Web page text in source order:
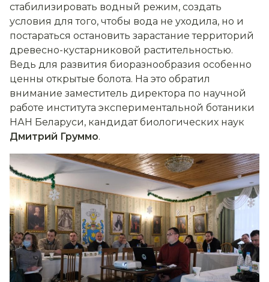
стабилизировать водный режим, создать
условия для того, чтобы вода не уходила, но и
постараться остановить зарастание территорий
древесно-кустарниковой растительностью.
Ведь для развития биоразнообразия особенно
ценны открытые болота. На это обратил
внимание заместитель директора по научной
работе института экспериментальной ботаники
НАН Беларуси, кандидат биологических наук
Дмитрий Груммо.